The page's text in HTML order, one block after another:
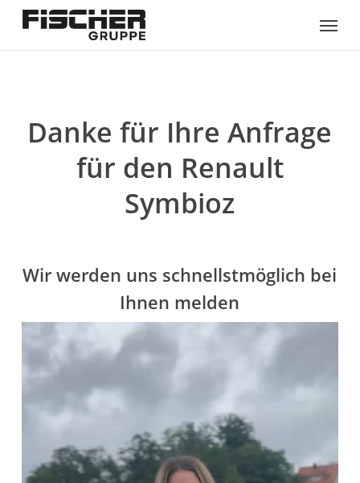
Menu
Danke für Ihre Anfrage
für den Renault
Symbioz
Wir werden uns schnellstmöglich bei
Ihnen melden